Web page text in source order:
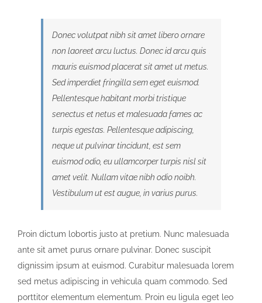
Donec volutpat nibh sit amet libero ornare
non laoreet arcu luctus. Donec id arcu quis
mauris euismod placerat sit amet ut metus.
Sed imperdiet fringilla sem eget euismod.
Pellentesque habitant morbi tristique
senectus et netus et malesuada fames ac
turpis egestas. Pellentesque adipiscing,
neque ut pulvinar tincidunt, est sem
euismod odio, eu ullamcorper turpis nisl sit
amet velit. Nullam vitae nibh odio noibh.
Vestibulum ut est augue, in varius purus.
Proin dictum lobortis justo at pretium. Nunc malesuada
ante sit amet purus ornare pulvinar. Donec suscipit
dignissim ipsum at euismod. Curabitur malesuada lorem
sed metus adipiscing in vehicula quam commodo. Sed
porttitor elementum elementum. Proin eu ligula eget leo